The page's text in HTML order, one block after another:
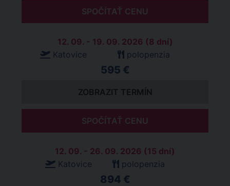
SPOČÍTAŤ CENU
12. 09. - 19. 09. 2026 (8 dní)
Katovice
polopenzia
595 €
ZOBRAZIT TERMÍN
SPOČÍTAŤ CENU
12. 09. - 26. 09. 2026 (15 dní)
Katovice
polopenzia
894 €